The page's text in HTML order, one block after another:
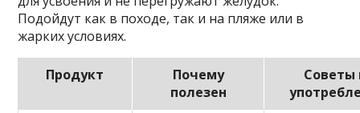
Подойдут как в походе, так и на пляже или в
жарких условиях.
Продукт
Почему
полезен
Советы